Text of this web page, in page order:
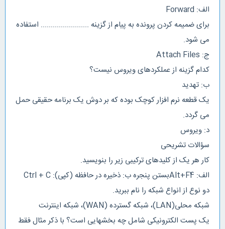
الف: Forward
برای ضمیمه کردن پرونده به پیام از گزینه ........................ استفاده
می شود.
ج: Attach Files
کدام گزینه از عملکردهای ویروس نیست؟
ب: تهدید
یک قطعه نرم افزار کوچک بوده که بر دوش یک برنامه حقیقی حمل
می گردد.
د: ویروس
سؤالات تشریحی
کار هر یک از کلیدهای ترکیبی زیر را بنویسید.
الف: Alt+F4بستن پنجره ب: ذخیره در حافظه (کپی): Ctrl + C
دو نوع از انواع شبکه را نام ببرید.
شبکه محلی(LAN)، شبکه گسترده (WAN)، شبکه اینترنت
یک پست الکترونیکی شامل چه بخشهایی است؟ با ذکر مثال فقط